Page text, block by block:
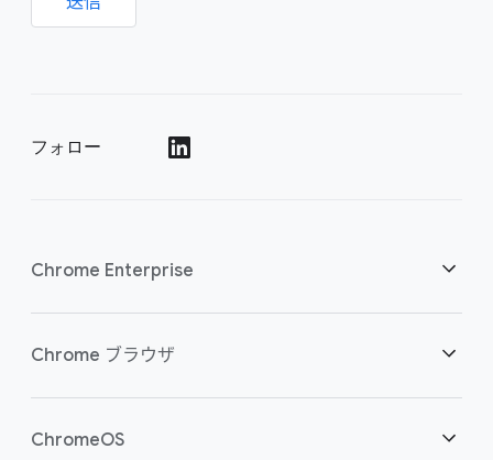
フォロー
Chrome Enterprise
セキュリティ
Chrome ブラウザ
概要
ChromeOS